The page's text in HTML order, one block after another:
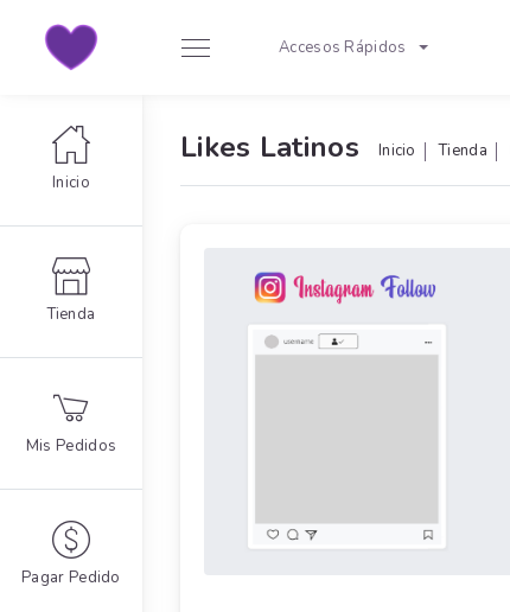
Accesos Rápidos
Inicio
Tienda
Mis Pedidos
Pagar Pedido
Likes Latinos Inicio Tienda